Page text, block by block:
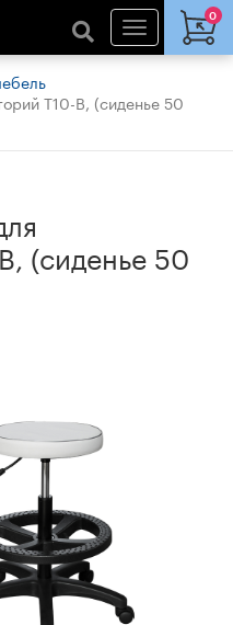
0
Т10-В, (сиденье 50
(сиденье 50